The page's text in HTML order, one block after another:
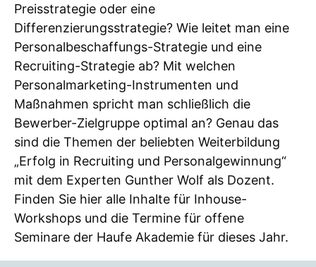
Preisstrategie oder eine
Differenzierungsstrategie? Wie leitet man eine
Personalbeschaffungs-Strategie und eine
Recruiting-Strategie ab? Mit welchen
Personalmarketing-Instrumenten und
Maßnahmen spricht man schließlich die
Bewerber-Zielgruppe optimal an? Genau das
sind die Themen der beliebten Weiterbildung
„Erfolg in Recruiting und Personalgewinnung“
mit dem Experten Gunther Wolf als Dozent.
Finden Sie hier alle Inhalte für Inhouse-
Workshops und die Termine für offene
Seminare der Haufe Akademie für dieses Jahr.